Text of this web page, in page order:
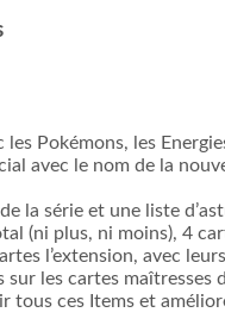
Pokémons, les
avec le nom de la
la série et une liste
(ni plus, ni moins), 4
l’extension, avec
les cartes maîtresses
tous ces Items et